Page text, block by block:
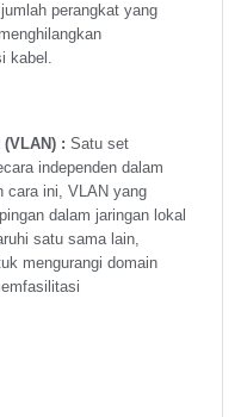
perangkat yang
kabel.
: Satu set
independen dalam
cara ini, VLAN yang
dalam jaringan lokal
satu sama lain,
mengurangi domain